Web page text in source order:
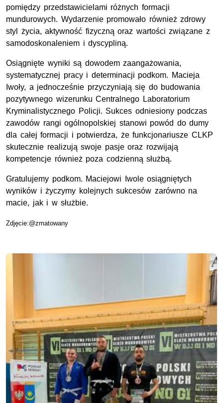
pomiędzy przedstawicielami różnych formacji
mundurowych. Wydarzenie promowało również zdrowy
styl życia, aktywność fizyczną oraz wartości związane z
samodoskonaleniem i dyscypliną.
Osiągnięte wyniki są dowodem zaangażowania,
systematycznej pracy i determinacji podkom. Macieja
Iwoły, a jednocześnie przyczyniają się do budowania
pozytywnego wizerunku Centralnego Laboratorium
Kryminalistycznego Policji. Sukces odniesiony podczas
zawodów rangi ogólnopolskiej stanowi powód do dumy
dla całej formacji i potwierdza, że funkcjonariusze CLKP
skutecznie realizują swoje pasje oraz rozwijają
kompetencje również poza codzienną służbą.
Gratulujemy podkom. Maciejowi Iwole osiągniętych
wyników i życzymy kolejnych sukcesów zarówno na
macie, jak i w służbie.
Zdjęcie:@zmatowany